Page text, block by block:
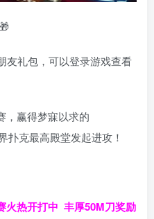
🎁
友礼包，可以登录游戏查看
，赢得梦寐以求的
扑克最高殿堂发起进攻！
火热开打中 丰厚50M刀奖励